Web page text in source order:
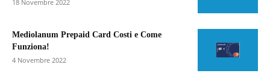
18 Novembre 2022
Mediolanum Prepaid Card Costi e Come
Funziona!
4 Novembre 2022